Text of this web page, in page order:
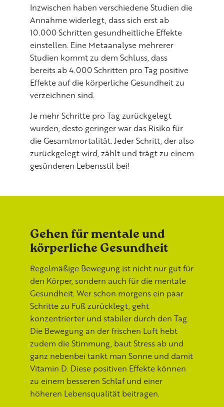
Inzwischen haben verschiedene Studien die
Annahme widerlegt, dass sich erst ab
10.000 Schritten gesundheitliche Effekte
einstellen. Eine Metaanalyse mehrerer
Studien kommt zu dem Schluss, dass
bereits ab 4.000 Schritten pro Tag positive
Effekte auf die körperliche Gesundheit zu
verzeichnen sind.
Je mehr Schritte pro Tag zurückgelegt
wurden, desto geringer war das Risiko für
die Gesamtmortalität. Jeder Schritt, der also
zurückgelegt wird, zählt und trägt zu einem
gesünderen Lebensstil bei!
Gehen für mentale und
körperliche Gesundheit
Regelmäßige Bewegung ist nicht nur gut für
den Körper, sondern auch für die mentale
Gesundheit. Wer schon morgens ein paar
Schritte zu Fuß zurücklegt, geht
konzentrierter und stabiler durch den Tag.
Die Bewegung an der frischen Luft hebt
zudem die Stimmung, baut Stress ab und
ganz nebenbei tankt man Sonne und damit
Vitamin D. Diese positiven Effekte können
zu einem besseren Schlaf und einer
höheren Lebensqualität beitragen.